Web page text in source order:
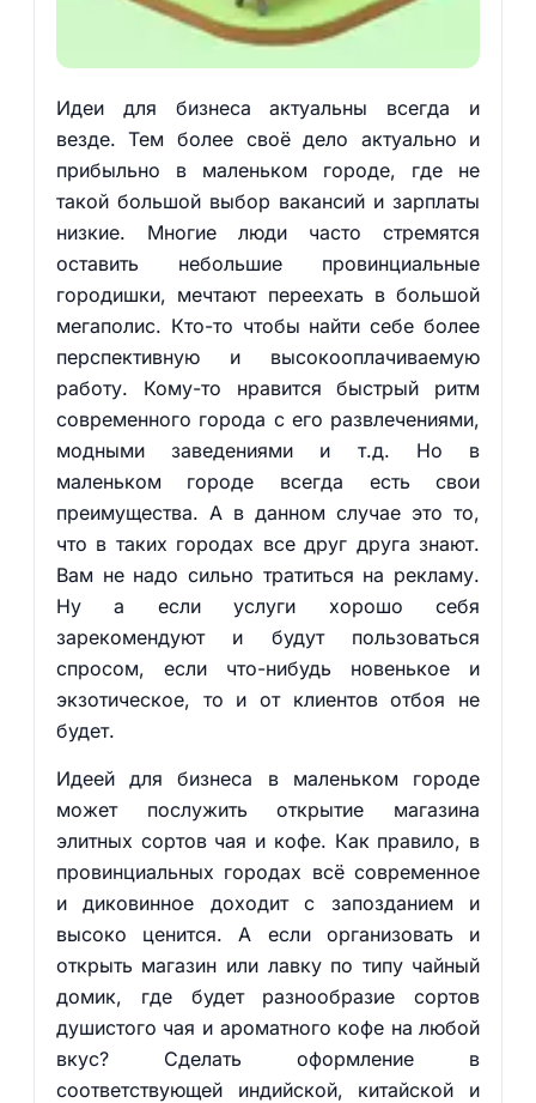
Идеи для бизнеса актуальны всегда и
везде. Тем более своё дело актуально и
прибыльно в маленьком городе, где не
такой большой выбор вакансий и зарплаты
низкие. Многие люди часто стремятся
оставить небольшие провинциальные
городишки, мечтают переехать в большой
мегаполис. Кто-то чтобы найти себе более
перспективную и высокооплачиваемую
работу. Кому-то нравится быстрый ритм
современного города с его развлечениями,
модными заведениями и т.д. Но в
маленьком городе всегда есть свои
преимущества. А в данном случае это то,
что в таких городах все друг друга знают.
Вам не надо сильно тратиться на рекламу.
Ну а если услуги хорошо себя
зарекомендуют и будут пользоваться
спросом, если что-нибудь новенькое и
экзотическое, то и от клиентов отбоя не
будет.
Идеей для бизнеса в маленьком городе
может послужить открытие магазина
элитных сортов чая и кофе. Как правило, в
провинциальных городах всё современное
и диковинное доходит с запозданием и
высоко ценится. А если организовать и
открыть магазин или лавку по типу чайный
домик, где будет разнообразие сортов
душистого чая и ароматного кофе на любой
вкус? Сделать оформление в
соответствующей индийской, китайской и